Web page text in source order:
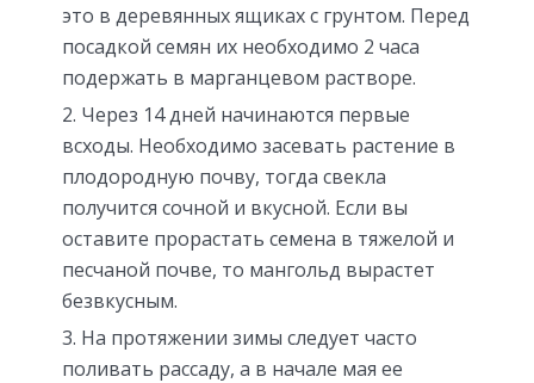
это в деревянных ящиках с грунтом. Перед
посадкой семян их необходимо 2 часа
подержать в марганцевом растворе.
Через 14 дней начинаются первые
всходы. Необходимо засевать растение в
плодородную почву, тогда свекла
получится сочной и вкусной. Если вы
оставите прорастать семена в тяжелой и
песчаной почве, то мангольд вырастет
безвкусным.
На протяжении зимы следует часто
поливать рассаду, а в начале мая ее